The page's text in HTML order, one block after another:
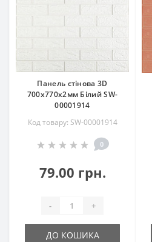
Панель стінова 3D
700х770х2мм Білий SW-
00001914
Код товару: SW-00001914
0
79.00 грн.
- +
ДО КОШИКА